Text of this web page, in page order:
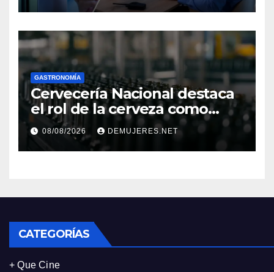
el Décimo Tercer Mes
GASTRONOMÍA
Cervecería Nacional destaca
el rol de la cerveza como
motor de desarrollo
económico y sostenibilidad
en Panamá
08/08/2026 DEMUJERES.NET
CATEGORÍAS
+ Que Cine